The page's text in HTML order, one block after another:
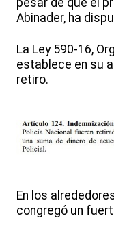
Abinader, ha
La Ley 590-16,
establece en su
retiro.
En los
congregó un